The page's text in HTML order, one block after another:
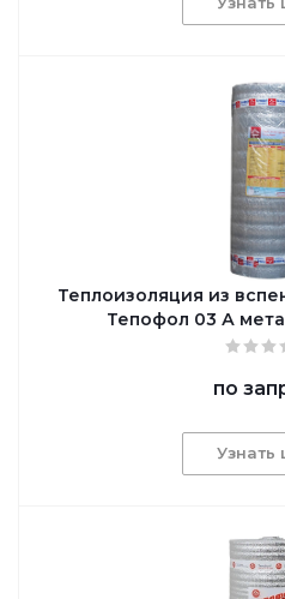
Теплоизоляция из
Тепофол 03 А
по
Узнать